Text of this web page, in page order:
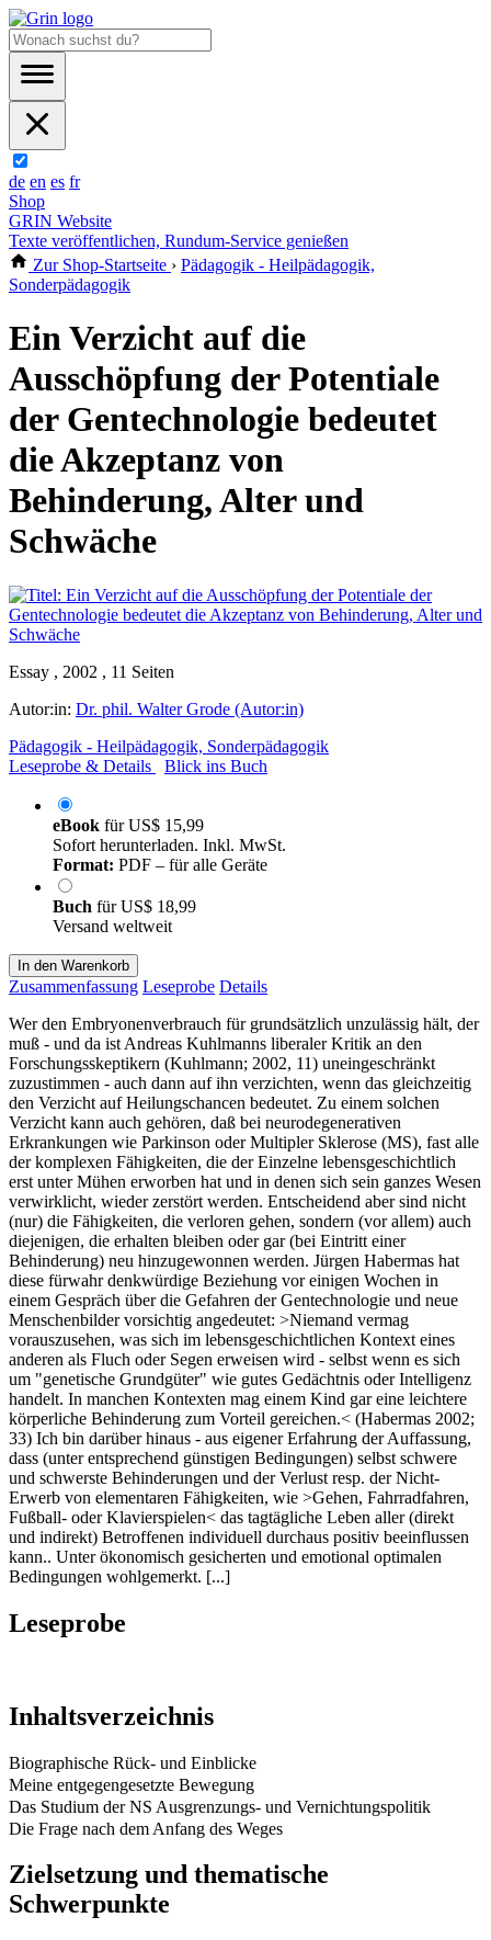
de en es fr
Shop
GRIN Website
Texte veröffentlichen, Rundum-Service genießen
Zur Shop-Startseite › Pädagogik - Heilpädagogik,
Sonderpädagogik
Ein Verzicht auf die
Ausschöpfung der Potentiale
der Gentechnologie bedeutet
die Akzeptanz von
Behinderung, Alter und
Schwäche
Essay , 2002 , 11 Seiten
Autor:in: Dr. phil. Walter Grode (Autor:in)
Pädagogik - Heilpädagogik, Sonderpädagogik
Leseprobe & Details
Blick ins Buch
eBook fürUS$ 15,99
Sofort herunterladen. Inkl. MwSt.
Format: PDF – für alle Geräte
Buch fürUS$ 18,99
Versand weltweit
In den Warenkorb
Zusammenfassung Leseprobe Details
Wer den Embryonenverbrauch für grundsätzlich unzulässig hält, der
muß - und da ist Andreas Kuhlmanns liberaler Kritik an den
Forschungsskeptikern (Kuhlmann; 2002, 11) uneingeschränkt
zuzustimmen - auch dann auf ihn verzichten, wenn das gleichzeitig
den Verzicht auf Heilungschancen bedeutet. Zu einem solchen
Verzicht kann auch gehören, daß bei neurodegenerativen
Erkrankungen wie Parkinson oder Multipler Sklerose (MS), fast alle
der komplexen Fähigkeiten, die der Einzelne lebensgeschichtlich
erst unter Mühen erworben hat und in denen sich sein ganzes Wesen
verwirklicht, wieder zerstört werden. Entscheidend aber sind nicht
(nur) die Fähigkeiten, die verloren gehen, sondern (vor allem) auch
diejenigen, die erhalten bleiben oder gar (bei Eintritt einer
Behinderung) neu hinzugewonnen werden. Jürgen Habermas hat
diese fürwahr denkwürdige Beziehung vor einigen Wochen in
einem Gespräch über die Gefahren der Gentechnologie und neue
Menschenbilder vorsichtig angedeutet: >Niemand vermag
vorauszusehen, was sich im lebensgeschichtlichen Kontext eines
anderen als Fluch oder Segen erweisen wird - selbst wenn es sich
um "genetische Grundgüter" wie gutes Gedächtnis oder Intelligenz
handelt. In manchen Kontexten mag einem Kind gar eine leichtere
körperliche Behinderung zum Vorteil gereichen.< (Habermas 2002;
33) Ich bin darüber hinaus - aus eigener Erfahrung der Auffassung,
dass (unter entsprechend günstigen Bedingungen) selbst schwere
und schwerste Behinderungen und der Verlust resp. der Nicht-
Erwerb von elementaren Fähigkeiten, wie >Gehen, Fahrradfahren,
Fußball- oder Klavierspielen< das tagtägliche Leben aller (direkt
und indirekt) Betroffenen individuell durchaus positiv beeinflussen
kann.. Unter ökonomisch gesicherten und emotional optimalen
Bedingungen wohlgemerkt. [...]
Leseprobe
Inhaltsverzeichnis
Biographische Rück- und Einblicke
Meine entgegengesetzte Bewegung
Das Studium der NS Ausgrenzungs- und Vernichtungspolitik
Die Frage nach dem Anfang des Weges
Zielsetzung und thematische
Schwerpunkte